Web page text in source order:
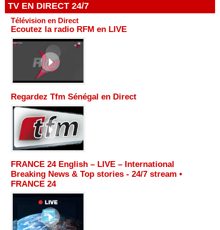
TV EN DIRECT 24/7
Télévision en Direct
Ecoutez la radio RFM en LIVE
Regardez Tfm Sénégal en Direct
FRANCE 24 English – LIVE – International
Breaking News & Top stories - 24/7 stream •
FRANCE 24